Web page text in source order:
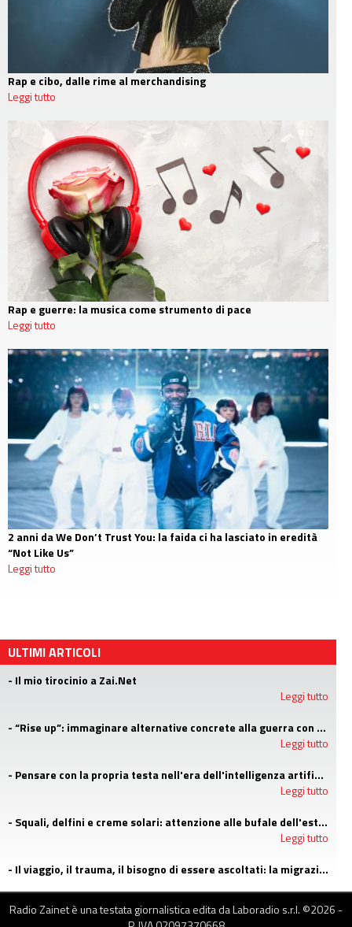
Rap e cibo, dalle rime al merchandising
Leggi tutto
Rap e guerre: la musica come strumento di pace
Leggi tutto
2 anni da We Don’t Trust You: la faida ci ha lasciato in eredità
“Not Like Us”
Leggi tutto
ULTIMI ARTICOLI
- Il mio tirocinio a Zai.Net
Leggi tutto
- “Rise up”: immaginare alternative concrete alla guerra con i campi estivi di Emergency
Leggi tutto
- Pensare con la propria testa nell'era dell'intelligenza artificiale
Leggi tutto
- Squali, delfini e creme solari: attenzione alle bufale dell'estate
Leggi tutto
- Il viaggio, il trauma, il bisogno di essere ascoltati: la migrazione agli occhi di uno psicologo di LGNET
Radio Zainet è una testata giornalistica edita da Laboradio s.r.l. ©2026 -